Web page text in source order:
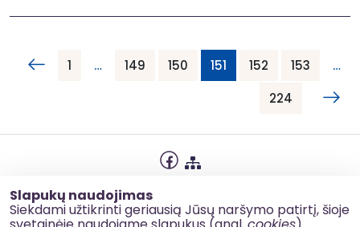
Slapukų naudojimas
Siekdami užtikrinti geriausią Jūsų naršymo patirtį, šioje
Name
Service
1 … 149 150 151 152 153
…
224
Slapukų naudojimas